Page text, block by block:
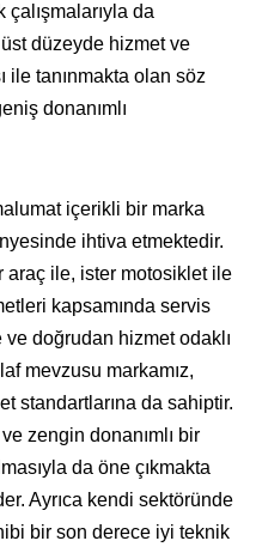
da
düzeyde hizmet ve
ile tanınmakta olan söz
donanımlı
içerikli bir marka
ihtiva etmektedir.
araç ile, ister motosiklet ile
kapsamında servis
ve doğrudan hizmet odaklı
mevzusu markamız,
standartlarına da sahiptir.
zengin donanımlı bir
da öne çıkmakta
Ayrıca kendi sektöründe
bir son derece iyi teknik